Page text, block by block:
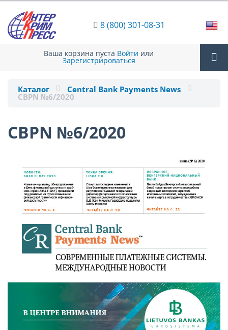
8 (800) 301-08-31
Ваша корзина пуста Войти или
Зарегистрироваться
Каталог Central Bank Payments News
CBPN №6/2020
CBPN №6/2020